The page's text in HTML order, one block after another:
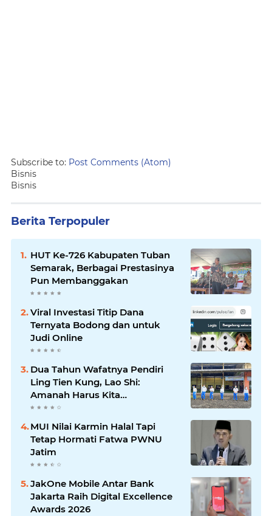
Subscribe to: Post Comments (Atom)
Bisnis
Bisnis
Berita Terpopuler
HUT Ke-726 Kabupaten Tuban
Semarak, Berbagai Prestasinya
Pun Membanggakan
Viral Investasi Titip Dana
Ternyata Bodong dan untuk
Judi Online
Dua Tahun Wafatnya Pendiri
Ling Tien Kung, Lao Shi:
Amanah Harus Kita
Laksanakan!
MUI Nilai Karmin Halal Tapi
Tetap Hormati Fatwa PWNU
Jatim
JakOne Mobile Antar Bank
Jakarta Raih Digital Excellence
Awards 2026